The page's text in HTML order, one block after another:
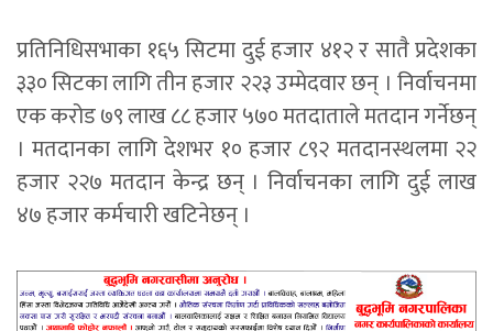
प्रतिनिधिसभाका १६५ सिटमा दुई हजार ४१२ र सातै प्रदेशका
३३० सिटका लागि तीन हजार २२३ उम्मेदवार छन् । निर्वाचनमा
एक करोड ७९ लाख ८८ हजार ५७० मतदाताले मतदान गर्नेछन्
। मतदानका लागि देशभर १० हजार ८९२ मतदानस्थलमा २२
हजार २२७ मतदान केन्द्र छन् । निर्वाचनका लागि दुई लाख
४७ हजार कर्मचारी खटिनेछन् ।